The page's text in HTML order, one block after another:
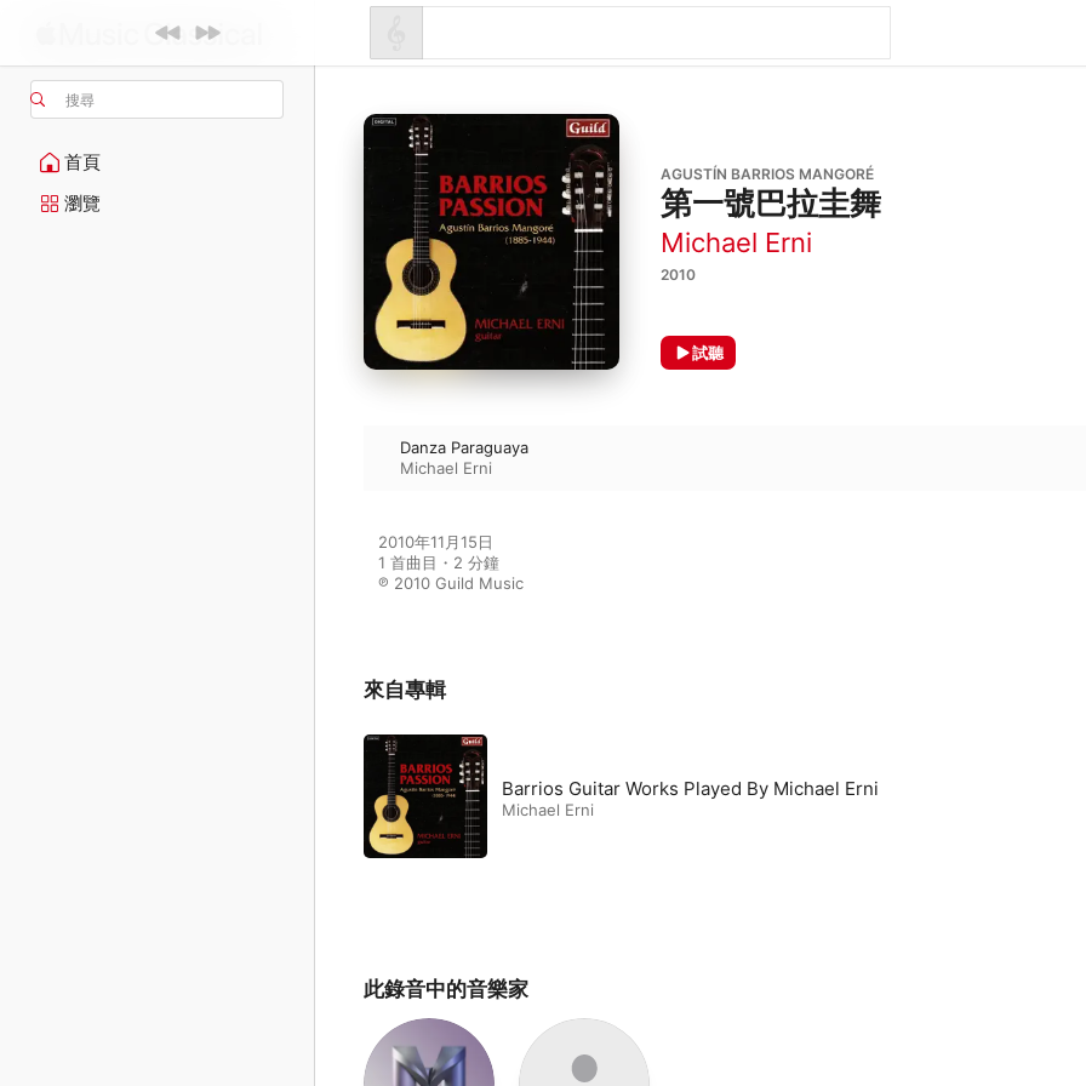
搜尋
首頁
瀏覽
AGUSTÍN BARRIOS MANGORÉ
第一號巴拉圭舞
Michael Erni
2010
試聽
Danza Paraguaya
Michael Erni
2010年11月15日
1 首曲目・2 分鐘
℗ 2010 Guild Music
來自專輯
Barrios Guitar Works Played By Michael Erni
Michael Erni
此錄音中的音樂家